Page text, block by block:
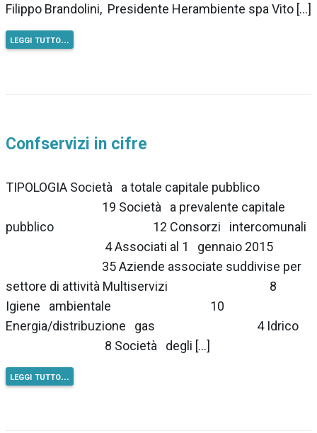
Filippo Brandolini, Presidente Herambiente spa Vito […]
leggi tutto…
Confservizi in cifre
TIPOLOGIA Società a totale capitale pubblico
19 Società a prevalente capitale
pubblico 12 Consorzi intercomunali
4 Associati al 1 gennaio 2015
35 Aziende associate suddivise per
settore di attività Multiservizi 8
Igiene ambientale 10
Energia/distribuzione gas 4 Idrico
8 Società degli […]
leggi tutto…